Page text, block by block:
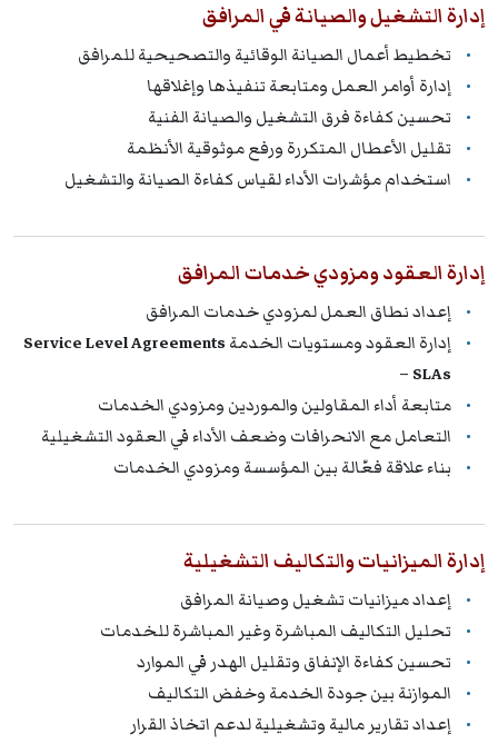
إدارة التشغيل والصيانة في المرافق
تخطيط أعمال الصيانة الوقائية والتصحيحية للمرافق
إدارة أوامر العمل ومتابعة تنفيذها وإغلاقها
تحسين كفاءة فرق التشغيل والصيانة الفنية
تقليل الأعطال المتكررة ورفع موثوقية الأنظمة
استخدام مؤشرات الأداء لقياس كفاءة الصيانة والتشغيل
إدارة العقود ومزودي خدمات المرافق
إعداد نطاق العمل لمزودي خدمات المرافق
إدارة العقود ومستويات الخدمةService Level Agreements
– SLAs
متابعة أداء المقاولين والموردين ومزودي الخدمات
التعامل مع الانحرافات وضعف الأداء في العقود التشغيلية
بناء علاقة فعّالة بين المؤسسة ومزودي الخدمات
إدارة الميزانيات والتكاليف التشغيلية
إعداد ميزانيات تشغيل وصيانة المرافق
تحليل التكاليف المباشرة وغير المباشرة للخدمات
تحسين كفاءة الإنفاق وتقليل الهدر في الموارد
الموازنة بين جودة الخدمة وخفض التكاليف
إعداد تقارير مالية وتشغيلية لدعم اتخاذ القرار